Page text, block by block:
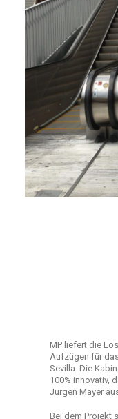
MP liefert die
Aufzügen für
Sevilla. Die
100% innovativ,
Jürgen Mayer
Bei dem Projekt